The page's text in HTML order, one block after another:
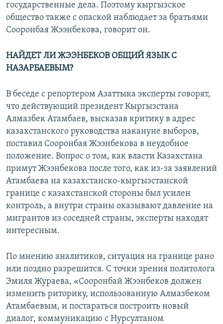
государственные дела. Поэтому кыргызское
общество также с опаской наблюдает за братьями
Сооронбая Жээнбекова, говорит он.
НАЙДЕТ ЛИ ЖЭЭНБЕКОВ ОБЩИЙ ЯЗЫК С
НАЗАРБАЕВЫМ?
В беседе с репортером Азаттыка эксперты говорят,
что действующий президент Кыргызстана
Алмазбек Атамбаев, высказав критику в адрес
казахстанского руководства накануне выборов,
поставил Сооронбая Жээнбекова в неудобное
положение. Вопрос о том, как власти Казахстана
примут Жээнбекова после того, как из-за заявлений
Атамбаева на казахстанско-кыргызстанской
границе с казахстанской стороны был усилен
контроль, а внутри страны оказывают давление на
мигрантов из соседней страны, эксперты находят
интересным.
По мнению аналитиков, ситуация на границе рано
или поздно разрешится. С точки зрения политолога
Эмиля Жураева, «Сооронбай Жээнбеков должен
изменить риторику, использованную Алмазбеком
Атамбаевым, и постараться построить новый
диалог, коммуникацию с Нурсултаном